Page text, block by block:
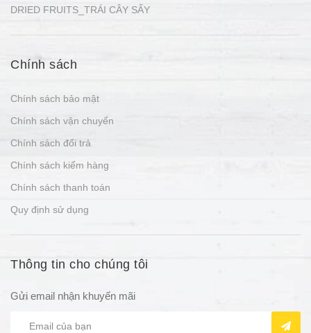
DRIED FRUITS_TRÁI CÂY SẤY
Chính sách
Chính sách bảo mật
Chính sách vận chuyển
Chính sách đổi trả
Chính sách kiểm hàng
Chính sách thanh toán
Quy định sử dụng
Thông tin cho chúng tôi
Gửi email nhận khuyến mãi